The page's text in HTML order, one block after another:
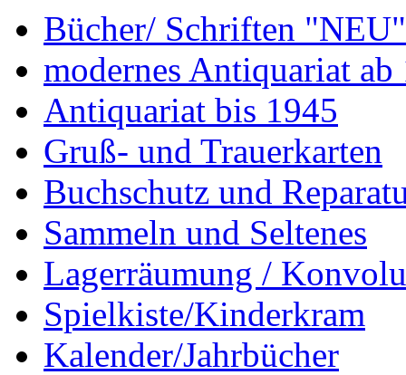
Bücher/ Schriften "NEU"
modernes Antiquariat ab
Antiquariat bis 1945
Gruß- und Trauerkarten
Buchschutz und
Sammeln und Seltenes
Lagerräumung /
Spielkiste/Kinderkram
Kalender/Jahrbücher